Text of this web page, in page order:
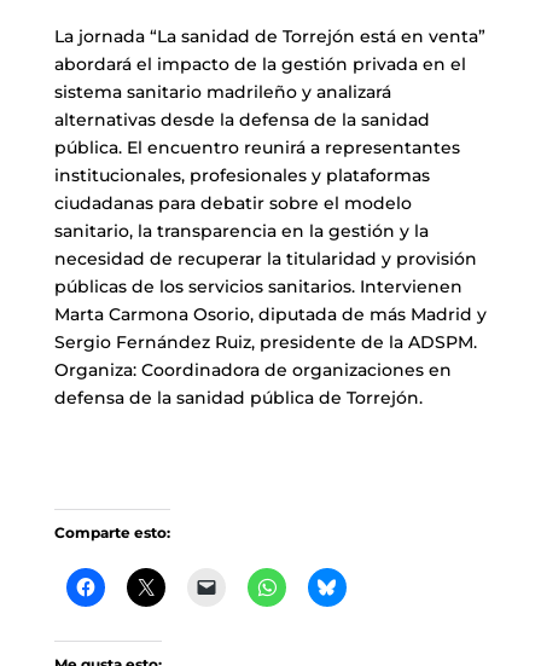
La jornada “La sanidad de Torrejón está en venta”
abordará el impacto de la gestión privada en el
sistema sanitario madrileño y analizará
alternativas desde la defensa de la sanidad
pública. El encuentro reunirá a representantes
institucionales, profesionales y plataformas
ciudadanas para debatir sobre el modelo
sanitario, la transparencia en la gestión y la
necesidad de recuperar la titularidad y provisión
públicas de los servicios sanitarios. Intervienen
Marta Carmona Osorio, diputada de más Madrid y
Sergio Fernández Ruiz, presidente de la ADSPM.
Organiza: Coordinadora de organizaciones en
defensa de la sanidad pública de Torrejón.
Comparte esto: